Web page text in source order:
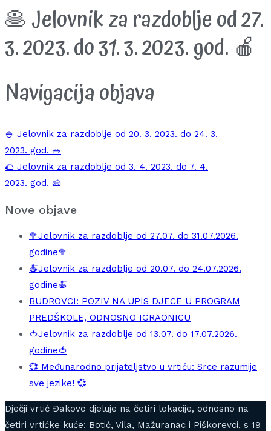
🥞 Jelovnik za razdoblje od 27.
3. 2023. do 31. 3. 2023. god. 🍎
Navigacija objava
🍚 Jelovnik za razdoblje od 20. 3. 2023. do 24. 3.
2023. god. 🥗
🌮 Jelovnik za razdoblje od 3. 4. 2023. do 7. 4.
2023. god. 🧀
Nove objave
🥦Jelovnik za razdoblje od 27.07. do 31.07.2026.
godine🥦
🍝Jelovnik za razdoblje od 20.07. do 24.07.2026.
godine🍝
BUDROVCI: POZIV NA UPIS DJECE U PROGRAM
PREDŠKOLE, ODNOSNO IGRAONICU
🍅Jelovnik za razdoblje od 13.07. do 17.07.2026.
godine🍅
💞 Međunarodno prijateljstvo u vrtiću: Srce razumije
sve jezike! 💞
Dječji vrtić Đakovo djeluje na četiri lokacije, odnosno na
četiri vrtićke kuće: Botić, Vila, Mažuranac i Piškorevci, s 19